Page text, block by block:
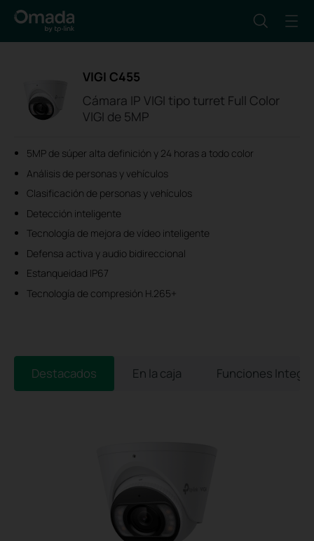
VIGI C455
Cámara IP VIGI tipo turret Full Color
VIGI de 5MP
5MP de súper alta definición y 24 horas a todo color
Análisis de personas y vehículos
Clasificación de personas y vehículos
Detección inteligente
Tecnología de mejora de vídeo inteligente
Defensa activa y audio bidireccional
Estanqueidad IP67
Tecnología de compresión H.265+
Destacados En la caja Funciones